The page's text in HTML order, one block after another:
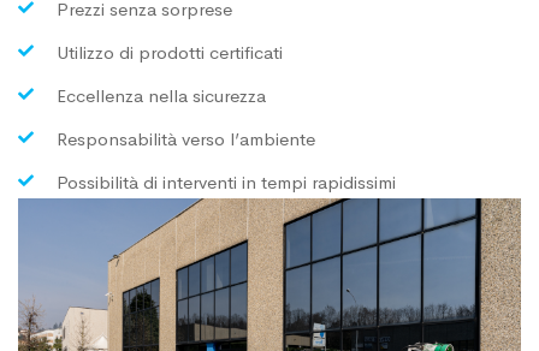
Prezzi senza sorprese
Utilizzo di prodotti certificati
Eccellenza nella sicurezza
Responsabilità verso l’ambiente
Possibilità di interventi in tempi rapidissimi